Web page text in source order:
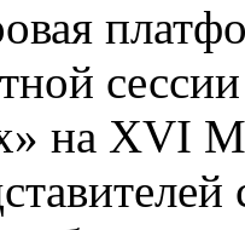
на XVI